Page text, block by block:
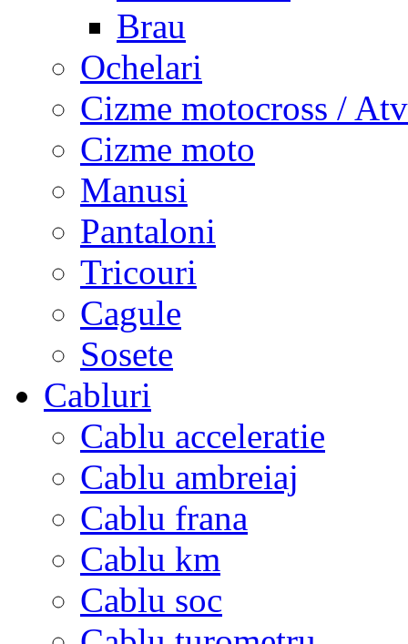
Brau
Ochelari
Cizme motocross / Atv
Cizme moto
Manusi
Pantaloni
Tricouri
Cagule
Sosete
Cabluri
Cablu acceleratie
Cablu ambreiaj
Cablu frana
Cablu km
Cablu soc